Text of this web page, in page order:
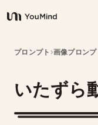
YouMind
概要
ユースケース
プロンプト ›画像プロンプ
いたずら